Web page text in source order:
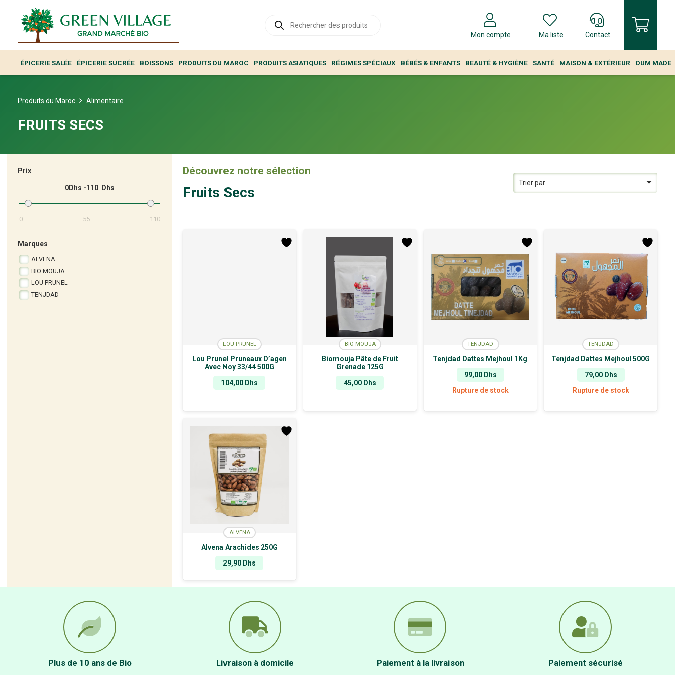
produits
Mon compte Ma liste Contact
ÉPICERIE SALÉE ÉPICERIE SUCRÉE BOISSONS PRODUITS DU MAROC PRODUITS ASIATIQUES RÉGIMES SPÉCIAUX BÉBÉS & ENFANTS BEAUTÉ & HYGIÈNE SANTÉ MAISON & EXTÉRIEUR OUM MADE
Produits du Maroc Alimentaire
FRUITS SECS
Prix
0 110
0 55 110
Marques
ALVENA
BIO MOUJA
LOU PRUNEL
TENJDAD
Découvrez notre sélection
Fruits Secs
LOU PRUNEL
Lou Prunel Pruneaux D’agen
Avec Noy 33/44 500G
104,00 Dhs
BIO MOUJA
Biomouja Pâte de Fruit
Grenade 125G
45,00 Dhs
TENJDAD
Tenjdad Dattes Mejhoul 1Kg
99,00 Dhs
Rupture de stock
TENJDAD
Tenjdad Dattes Mejhoul 500G
79,00 Dhs
Rupture de stock
ALVENA
Alvena Arachides 250G
29,90 Dhs
Plus de 10 ans de Bio Livraison à domicile Paiement à la livraison Paiement sécurisé